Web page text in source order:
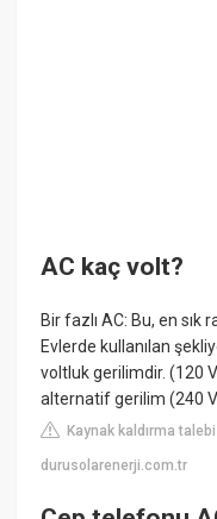
AC kaç volt?
Bir fazlı AC: Bu, en
Evlerde kullanılan
voltluk gerilimdir. (120
alternatif gerilim (240
Kaynak kaldırma talebi
durusolarenerji.com.tr